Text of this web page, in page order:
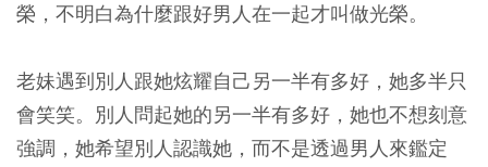
榮，不明白為什麼跟好男人在一起才叫做光榮。
老妹遇到別人跟她炫耀自己另一半有多好，她多半只
會笑笑。別人問起她的另一半有多好，她也不想刻意
強調，她希望別人認識她，而不是透過男人來鑑定